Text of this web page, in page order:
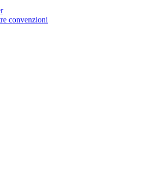
convenzioni